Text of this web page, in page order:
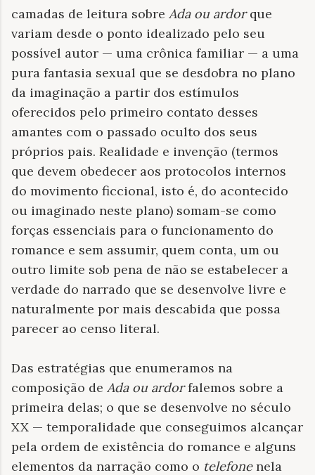
camadas de leitura sobre Ada ou ardorque
variam desde o ponto idealizado pelo seu
possível autor — uma crônica familiar — a uma
pura fantasia sexual que se desdobra no plano
da imaginação a partir dos estímulos
oferecidos pelo primeiro contato desses
amantes com o passado oculto dos seus
próprios pais. Realidade e invenção (termos
que devem obedecer aos protocolos internos
do movimento ficcional, isto é, do acontecido
ou imaginado neste plano) somam-se como
forças essenciais para o funcionamento do
romance e sem assumir, quem conta, um ou
outro limite sob pena de não se estabelecer a
verdade do narrado que se desenvolve livre e
naturalmente por mais descabida que possa
parecer ao censo literal.
Das estratégias que enumeramos na
composição de Ada ou ardorfalemos sobre a
primeira delas; o que se desenvolve no século
XX — temporalidade que conseguimos alcançar
pela ordem de existência do romance e alguns
elementos da narração como o telefonenela